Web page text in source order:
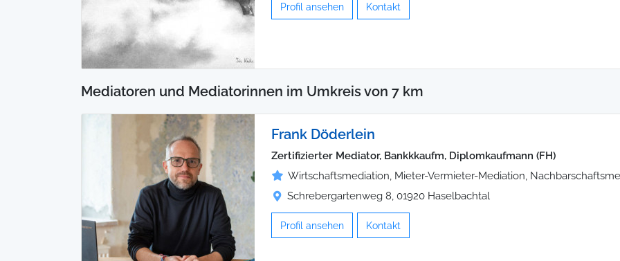
Profil ansehen Kontakt
Mediatoren und Mediatorinnen im Umkreis von 7 km
Frank Döderlein
Zertifizierter Mediator, Bankkkaufm, Diplomkaufmann (FH)
Wirtschaftsmediation, Mieter-Vermieter-Mediation,
Schrebergartenweg 8, 01920 Haselbachtal
Profil ansehen Kontakt